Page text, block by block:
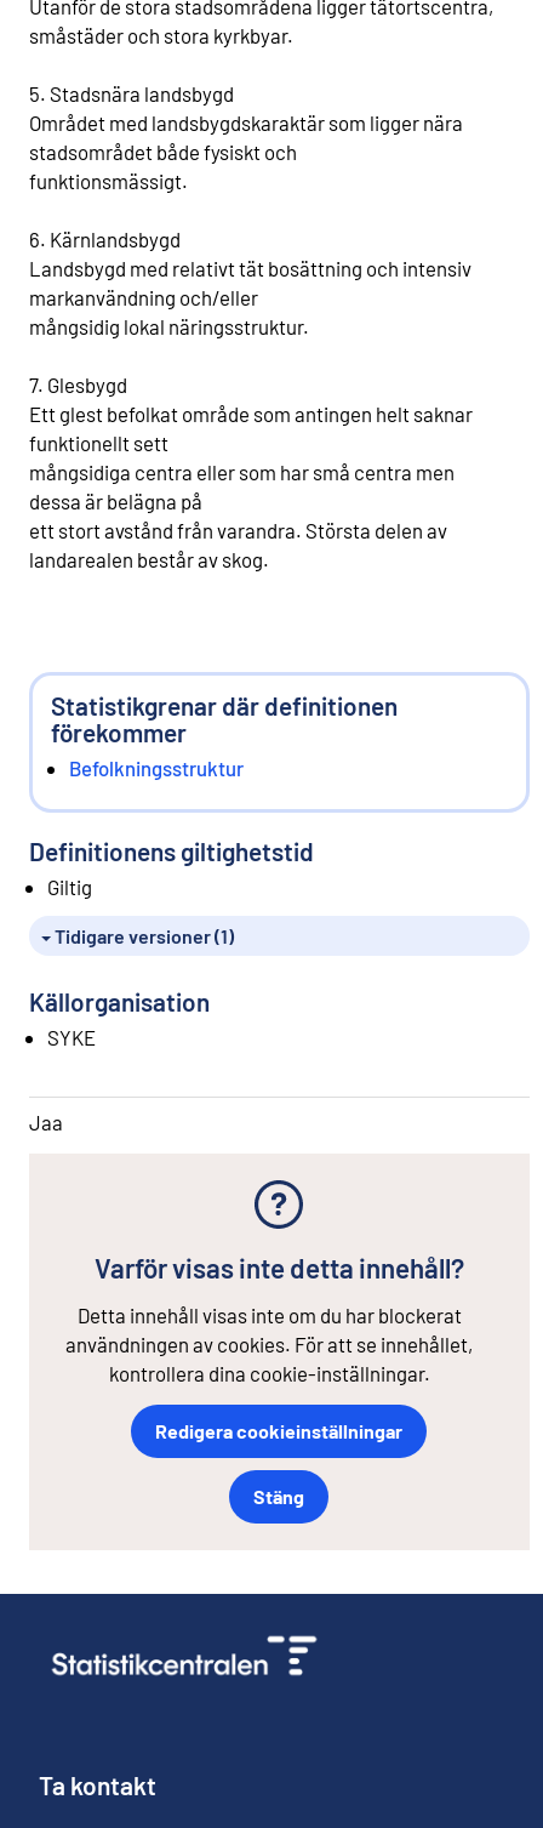
Utanför de stora stadsområdena ligger tätortscentra,
småstäder och stora kyrkbyar.
5. Stadsnära landsbygd
Området med landsbygdskaraktär som ligger nära
stadsområdet både fysiskt och
funktionsmässigt.
6. Kärnlandsbygd
Landsbygd med relativt tät bosättning och intensiv
markanvändning och/eller
mångsidig lokal näringsstruktur.
7. Glesbygd
Ett glest befolkat område som antingen helt saknar
funktionellt sett
mångsidiga centra eller som har små centra men
dessa är belägna på
ett stort avstånd från varandra. Största delen av
landarealen består av skog.
Statistikgrenar där definitionen
förekommer
Befolkningsstruktur
Definitionens giltighetstid
Giltig
Tidigare versioner (1)
Källorganisation
SYKE
Jaa
Varför visas inte detta innehåll?
Detta innehåll visas inte om du har blockerat
användningen av cookies. För att se innehållet,
kontrollera dina cookie-inställningar.
Redigera cookieinställningar
Stäng
Ta kontakt